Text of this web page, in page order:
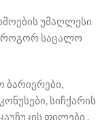
უმაღლესი
როგორ საცალო
ბარიერები,
სიჩქარის
ფილები .